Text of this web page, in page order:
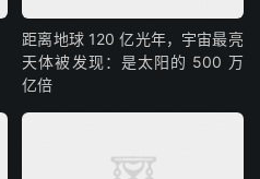
距离地球 120 亿光年，宇宙最亮
天体被发现：是太阳的 500 万
亿倍